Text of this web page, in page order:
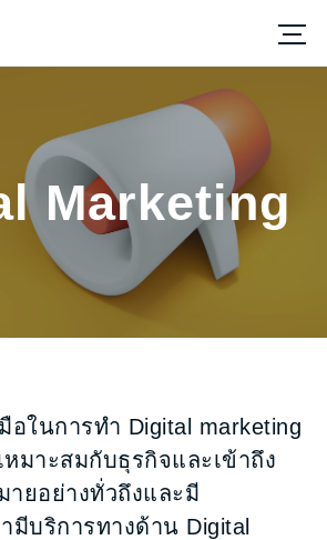
Marketing
อในการทำ Digital marketing
หมาะสมกับธุรกิจและเข้าถึง
ายอย่างทั่วถึงและมี
มีบริการทางด้าน Digital